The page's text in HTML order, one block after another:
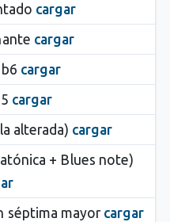
cargar
cargar
cargar
cargar
alterada) cargar
+ Blues note)
séptima mayor cargar